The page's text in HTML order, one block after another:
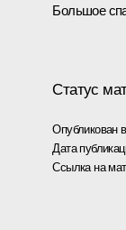
Большое
Статус
Опубликован
Дата
Ссылка на